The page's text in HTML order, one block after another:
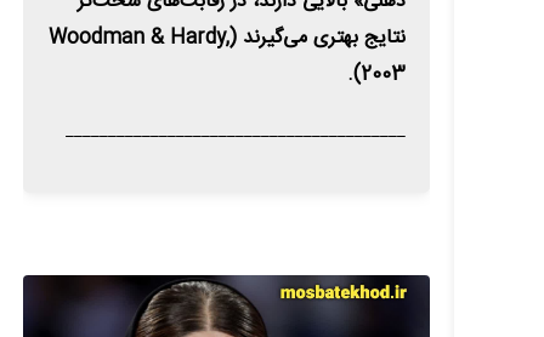
نتایج بهتری می‌گیرند (Woodman & Hardy,
2003).
________________________________________